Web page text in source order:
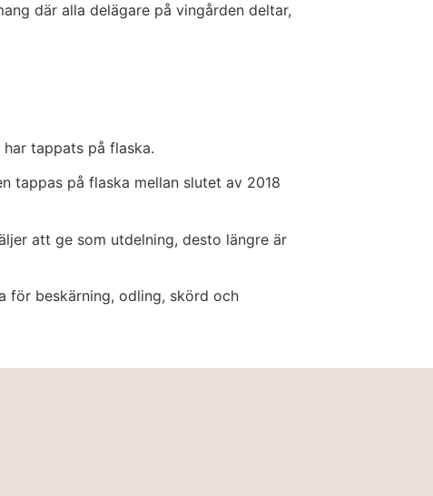
där alla delägare på vingården deltar,
tappats på flaska.
tappas på flaska mellan slutet av 2018
att ge som utdelning, desto längre är
för beskärning, odling, skörd och